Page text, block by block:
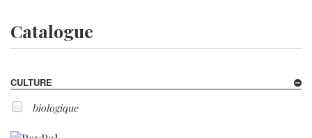
Catalogue
CULTURE
biologique